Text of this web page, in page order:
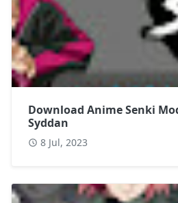
Download Anime Senki
Syddan
8 Jul, 2023